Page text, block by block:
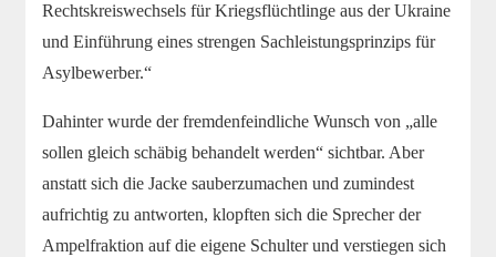
Rechtskreiswechsels für Kriegsflüchtlinge aus der Ukraine
und Einführung eines strengen Sachleistungsprinzips für
Asylbewerber.“
Dahinter wurde der fremdenfeindliche Wunsch von „alle
sollen gleich schäbig behandelt werden“ sichtbar. Aber
anstatt sich die Jacke sauberzumachen und zumindest
aufrichtig zu antworten, klopften sich die Sprecher der
Ampelfraktion auf die eigene Schulter und verstiegen sich